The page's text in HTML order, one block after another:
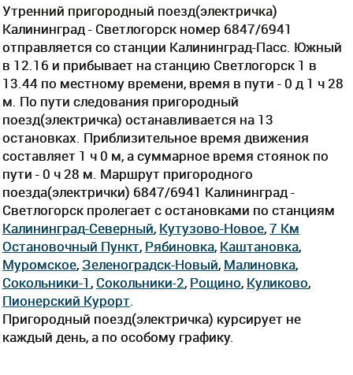
Утренний пригородный поезд(электричка)
Калининград - Светлогорск номер 6847/6941
отправляется со станции Калининград-Пасс. Южный
в 12.16 и прибывает на станцию Светлогорск 1 в
13.44 по местному времени, время в пути - 0 д 1 ч 28
м. По пути следования пригородный
поезд(электричка) останавливается на 13
остановках. Приблизительное время движения
составляет 1 ч 0 м, а суммарное время стоянок по
пути - 0 ч 28 м. Маршрут пригородного
поезда(электрички) 6847/6941 Калининград -
Светлогорск пролегает c остановками по станциям
Калининград-Северный, Кутузово-Новое,7 Км
Остановочный Пункт, Рябиновка, Каштановка,
Муромское, Зеленоградск-Новый, Малиновка,
Сокольники-1 , Сокольники-2, Рощино, Куликово,
Пионерский Курорт
Пригородный поезд(электричка) курсирует не
каждый день, а по особому графику.